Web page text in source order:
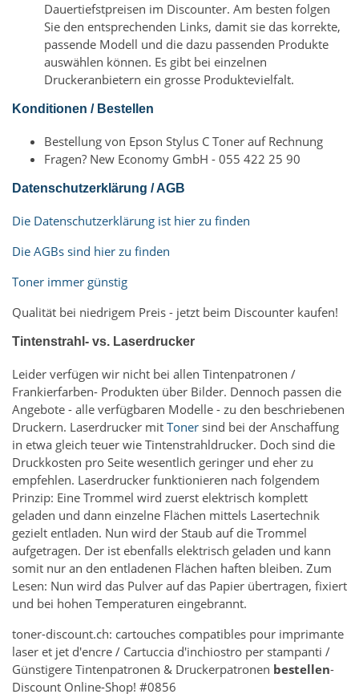
Dauertiefstpreisen im Discounter. Am besten folgen
Sie den entsprechenden Links, damit sie das korrekte,
passende Modell und die dazu passenden Produkte
auswählen können. Es gibt bei einzelnen
Druckeranbietern ein grosse Produktevielfalt.
Konditionen / Bestellen
Bestellung von Epson Stylus C Toner auf Rechnung
Fragen? New Economy GmbH - 055 422 25 90
Datenschutzerklärung / AGB
Die Datenschutzerklärung ist hier zu finden
Die AGBs sind hier zu finden
Toner immer günstig
Qualität bei niedrigem Preis - jetzt beim Discounter kaufen!
Tintenstrahl- vs. Laserdrucker
Leider verfügen wir nicht bei allen Tintenpatronen /
Frankierfarben- Produkten über Bilder. Dennoch passen die
Angebote - alle verfügbaren Modelle - zu den beschriebenen
Druckern. Laserdrucker mit Toner sind bei der Anschaffung
in etwa gleich teuer wie Tintenstrahldrucker. Doch sind die
Druckkosten pro Seite wesentlich geringer und eher zu
empfehlen. Laserdrucker funktionieren nach folgendem
Prinzip: Eine Trommel wird zuerst elektrisch komplett
geladen und dann einzelne Flächen mittels Lasertechnik
gezielt entladen. Nun wird der Staub auf die Trommel
aufgetragen. Der ist ebenfalls elektrisch geladen und kann
somit nur an den entladenen Flächen haften bleiben. Zum
Lesen: Nun wird das Pulver auf das Papier übertragen, fixiert
und bei hohen Temperaturen eingebrannt.
toner-discount.ch: cartouches compatibles pour imprimante
laser et jet d'encre / Cartuccia d'inchiostro per stampanti /
Günstigere Tintenpatronen & Druckerpatronen bestellen-
Discount Online-Shop! #0856